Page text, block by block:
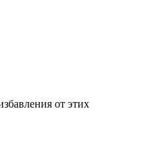
от этих